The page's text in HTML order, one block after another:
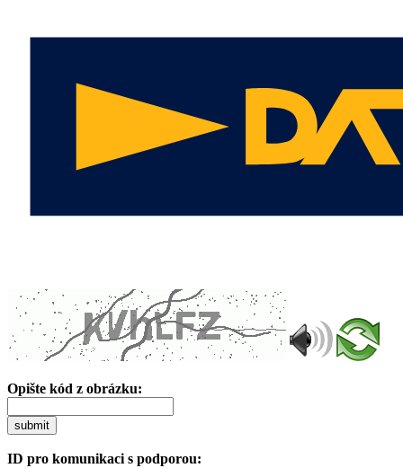
Opište kód z obrázku:
submit
ID pro komunikaci s podporou: